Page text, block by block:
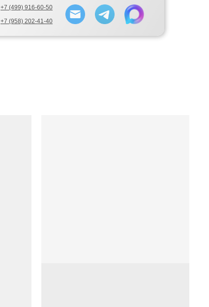
+7 (958) 202-41-40
+7 (499) 916-60-50